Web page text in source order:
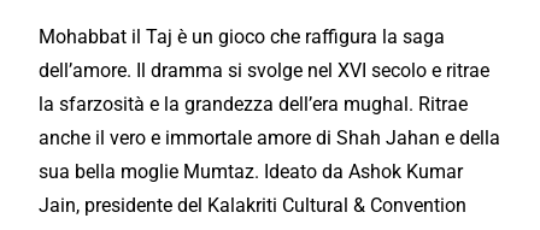
Mohabbat il Taj è un gioco che raffigura la saga
dell’amore. Il dramma si svolge nel XVI secolo e ritrae
la sfarzosità e la grandezza dell’era mughal. Ritrae
anche il vero e immortale amore di Shah Jahan e della
sua bella moglie Mumtaz. Ideato da Ashok Kumar
Jain, presidente del Kalakriti Cultural & Convention